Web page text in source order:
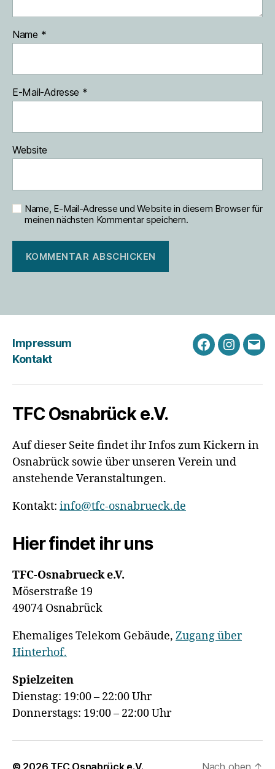
Name *
E-Mail-Adresse *
Website
Name, E-Mail-Adresse und Website in diesem Browser für
meinen nächsten Kommentar speichern.
Impressum
Kontakt
Facebook
TFC Osnabrück e.V.
Auf dieser Seite findet ihr Infos zum Kickern in
Osnabrück sowie über unseren Verein und
anstehende Veranstaltungen.
Kontakt: info@tfc-osnabrueck.de
Hier findet ihr uns
TFC-Osnabrueck e.V.
Möserstraße 19
49074 Osnabrück
Ehemaliges Telekom Gebäude, Zugang über
Hinterhof.
Spielzeiten
Dienstag: 19:00 – 22:00 Uhr
Donnerstags: 19:00 – 22:00 Uhr